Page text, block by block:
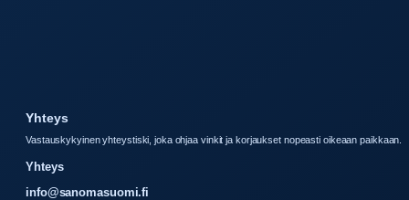
Yhteys
Vastauskykyinen yhteystiski, joka ohjaa vinkit ja korjaukset nopeasti oikeaan paikkaan.
Yhteys
info@sanomasuomi.fi